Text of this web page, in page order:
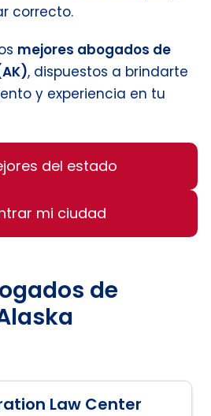
correcto.
mejores abogados de
, dispuestos a brindarte
y experiencia en tu
del estado
mi ciudad
de
Law Center